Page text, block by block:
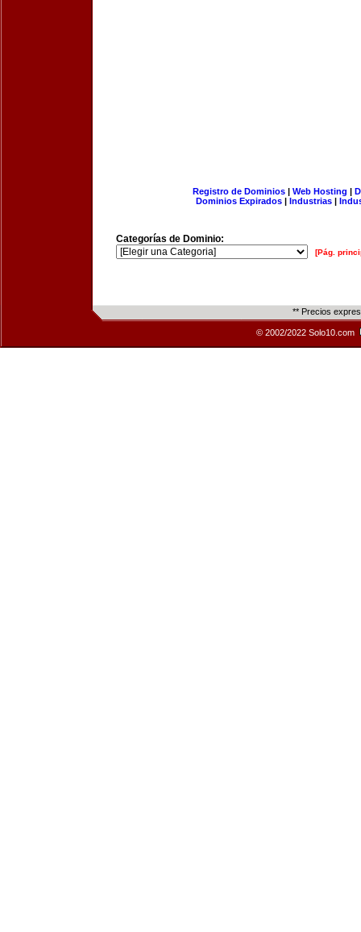
Registro de Dominios| Web Hosting |
Dominios Expirados | Industrias |
Categorías de Dominio:
[Pág.
** Precios
© 2002/2022 Solo10.com